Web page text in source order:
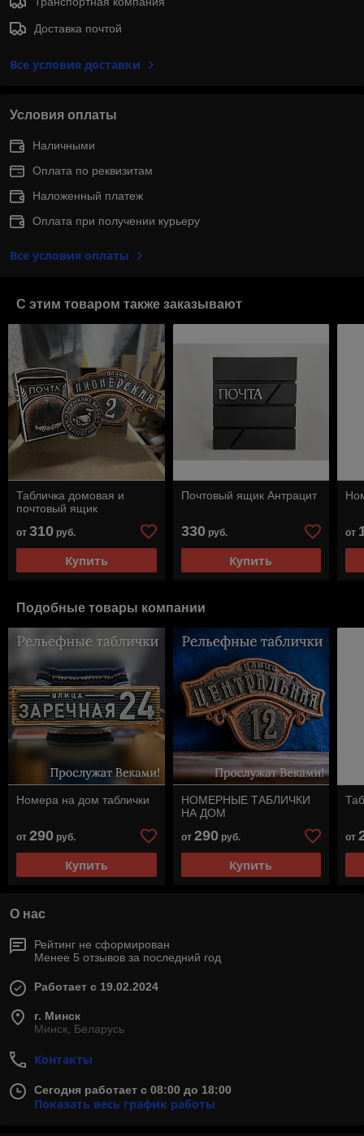
Доставка почтой
Все условия доставки
Условия оплаты
Наличными
Оплата по реквизитам
Наложенный платеж
Оплата при получении курьеру
Все условия оплаты
С этим товаром также заказывают
Табличка домовая и
почтовый ящик
от 310 руб.
Купить
Почтовый ящик Антрацит
330руб.
Купить
от
Подобные товары компании
Номера на дом таблички
от 290 руб.
Купить
НОМЕРНЫЕ ТАБЛИЧКИ
НА ДОМ
от 290руб.
Купить
от
О нас
Рейтинг не сформирован
Менее 5 отзывов за последний год
Работает с 19.02.2024
г. Минск
Минск, Беларусь
Контакты
Сегодня работает с 08:00 до 18:00
Показать весь график работы